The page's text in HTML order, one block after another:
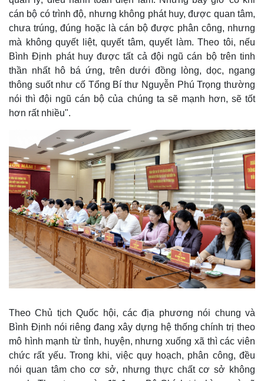
Thể thao
Bóng đá
Lịch thi đấu bóng đá
Thế giới thể thao
Hậu trường
Ô tô - Xe máy
Ô tô
Xe máy
Tư vấn
cán bộ có trình độ, nhưng không phát huy, được quan tâm,
chưa trúng, đúng hoặc là cán bộ được phân công, nhưng
mà không quyết liệt, quyết tâm, quyết làm. Theo tôi, nếu
Bình Định phát huy được tất cả đội ngũ cán bộ trên tinh
thần nhất hô bá ứng, trên dưới đồng lòng, dọc, ngang
thông suốt như cố Tổng Bí thư Nguyễn Phú Trọng thường
nói thì đội ngũ cán bộ của chúng ta sẽ mạnh hơn, sẽ tốt
hơn rất nhiều".
Theo Chủ tịch Quốc hội, các địa phương nói chung và
Bình Định nói riêng đang xây dựng hệ thống chính trị theo
mô hình mạnh từ tỉnh, huyện, nhưng xuống xã thì các viên
chức rất yếu. Trong khi, việc quy hoạch, phân công, đều
nói quan tâm cho cơ sở, nhưng thực chất cơ sở không